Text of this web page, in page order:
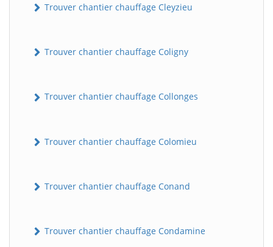
Trouver chantier chauffage Cleyzieu
Trouver chantier chauffage Coligny
Trouver chantier chauffage Collonges
Trouver chantier chauffage Colomieu
Trouver chantier chauffage Conand
Trouver chantier chauffage Condamine